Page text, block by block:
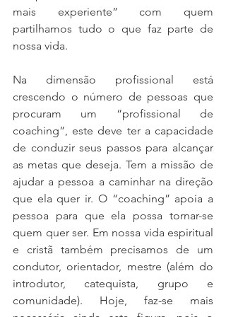
mais experiente” com quem
partilhamos tudo o que faz parte de
nossa vida.
Na dimensão profissional está
crescendo o número de pessoas que
procuram um “profissional de
coaching”, este deve ter a capacidade
de conduzir seus passos para alcançar
as metas que deseja. Tem a missão de
ajudar a pessoa a caminhar na direção
que ela quer ir. O “coaching” apoia a
pessoa para que ela possa tornar-se
quem quer ser. Em nossa vida espiritual
e cristã também precisamos de um
condutor, orientador, mestre (além do
introdutor, catequista, grupo e
comunidade). Hoje, faz-se mais